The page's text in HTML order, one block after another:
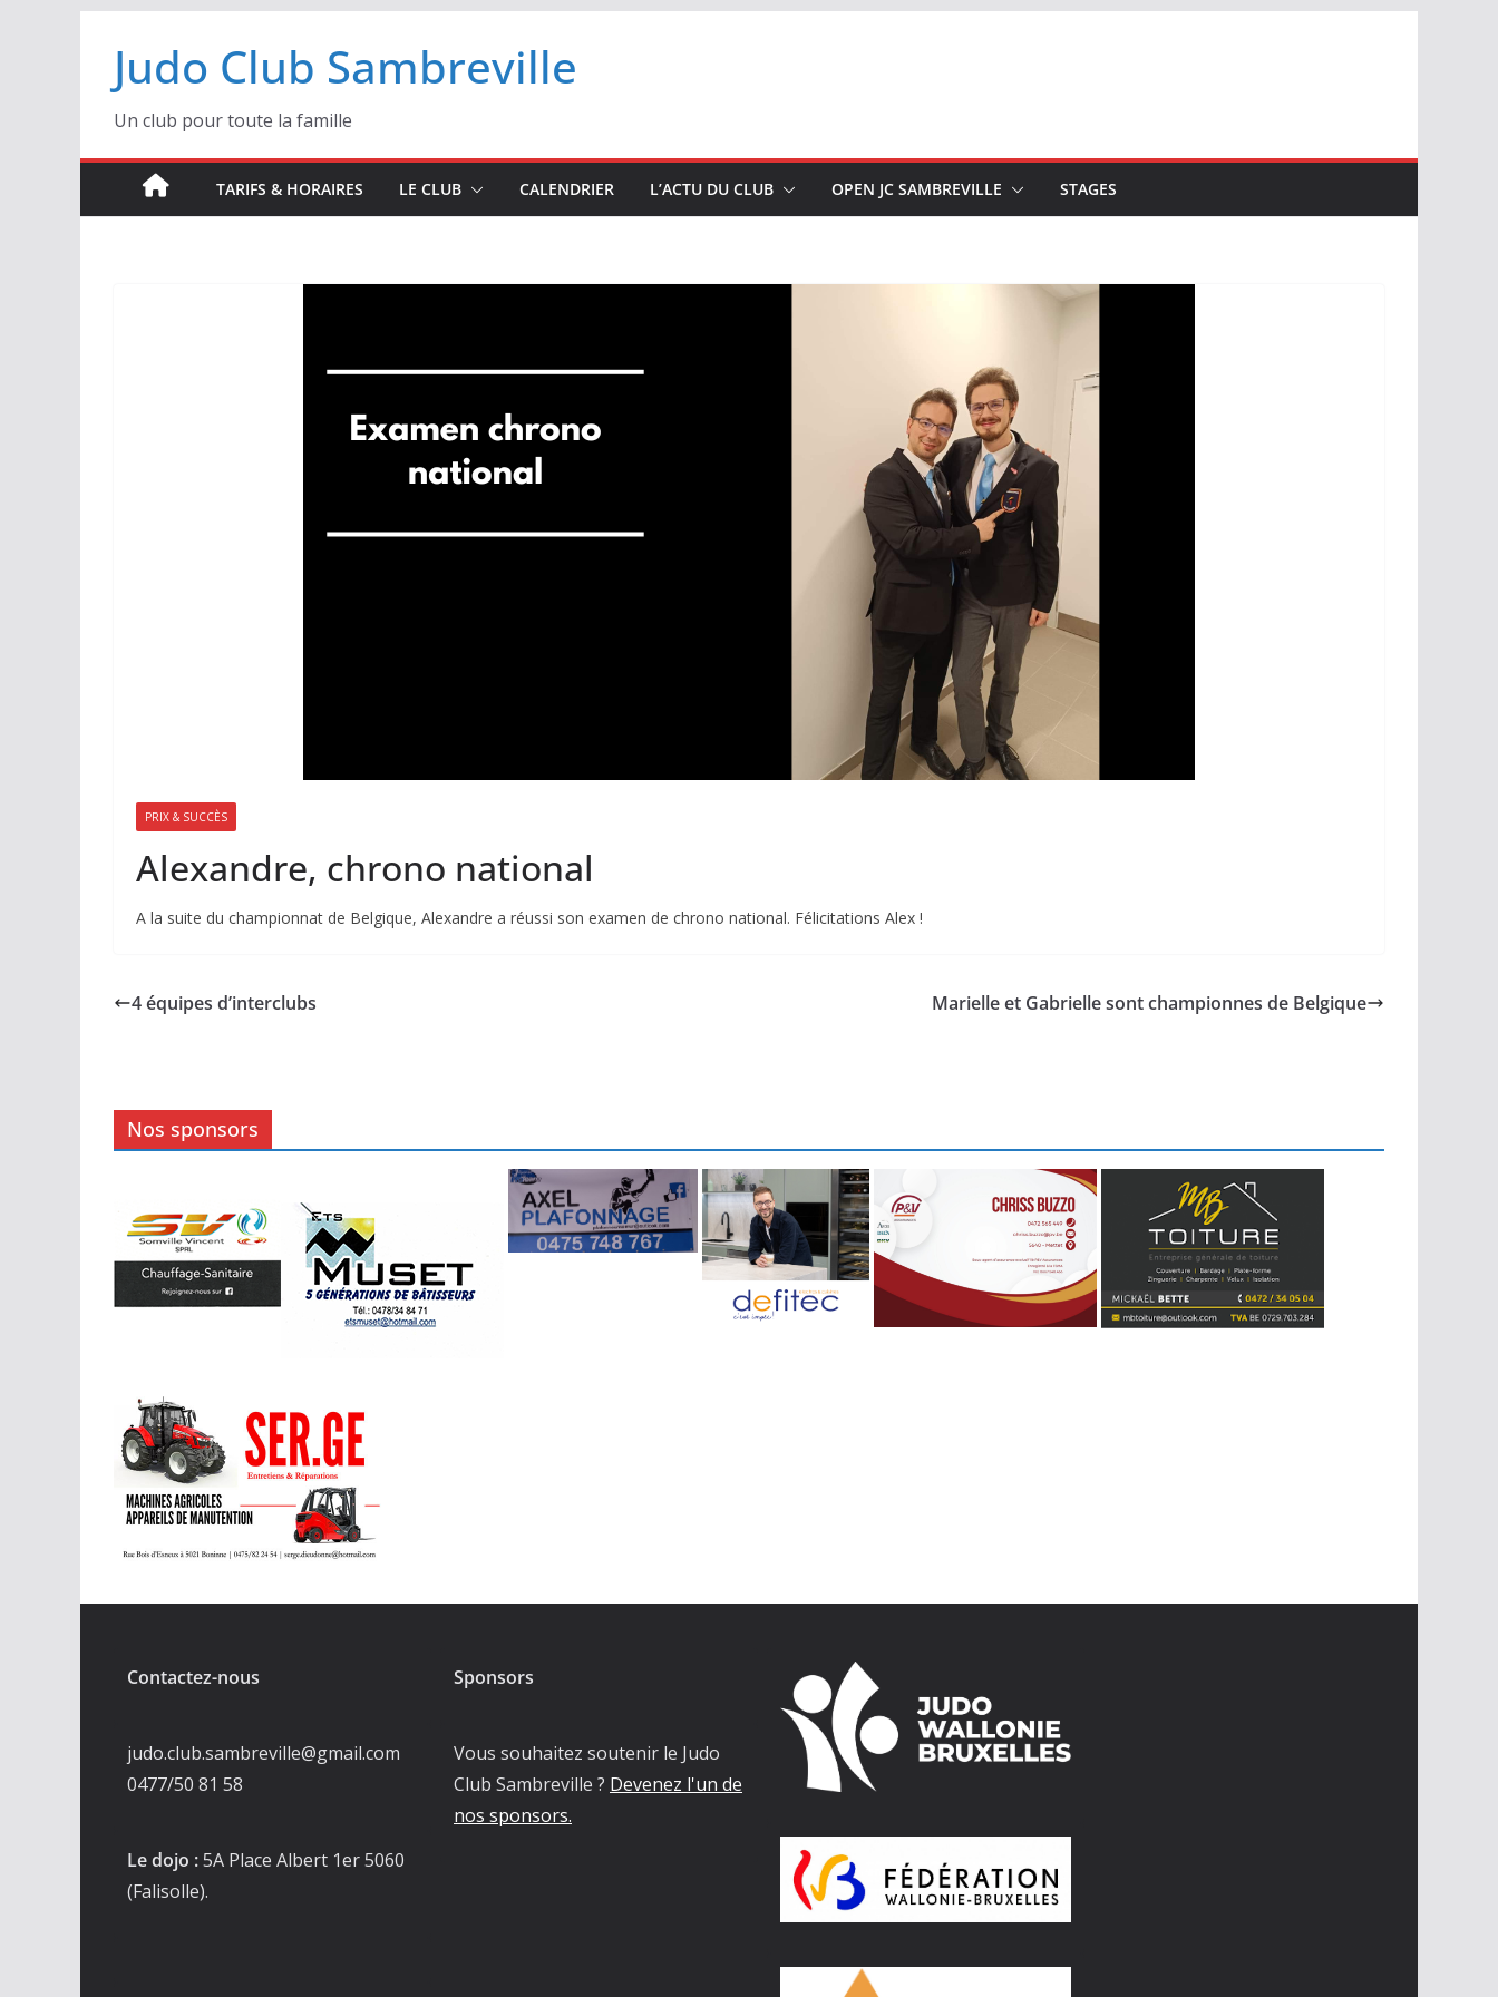
contenu
Judo Club Sambreville
Un club pour toute la famille
TARIFS & HORAIRES LE CLUB CALENDRIER L’ACTU DU CLUB OPEN JC SAMBREVILLE STAGES
PRIX & SUCCÈS
Alexandre, chrono national
A la suite du championnat de Belgique, Alexandre a réussi son examen de chrono national. Félicitations Alex !
4 équipes d’interclubs Marielle et Gabrielle sont championnes de Belgique
Nos sponsors
Contactez-nous
judo.club.sambreville@gmail.com
0477/50 81 58
Le dojo :5A Place Albert 1er 5060
(Falisolle).
Sponsors
Vous souhaitez soutenir le Judo
Club Sambreville ? Devenez l'un de
nos sponsors.